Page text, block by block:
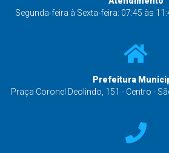
Segunda-feira à Sexta-feira: 07:45 às
Prefeitura
Praça Coronel Deolindo, 151 - Centro -